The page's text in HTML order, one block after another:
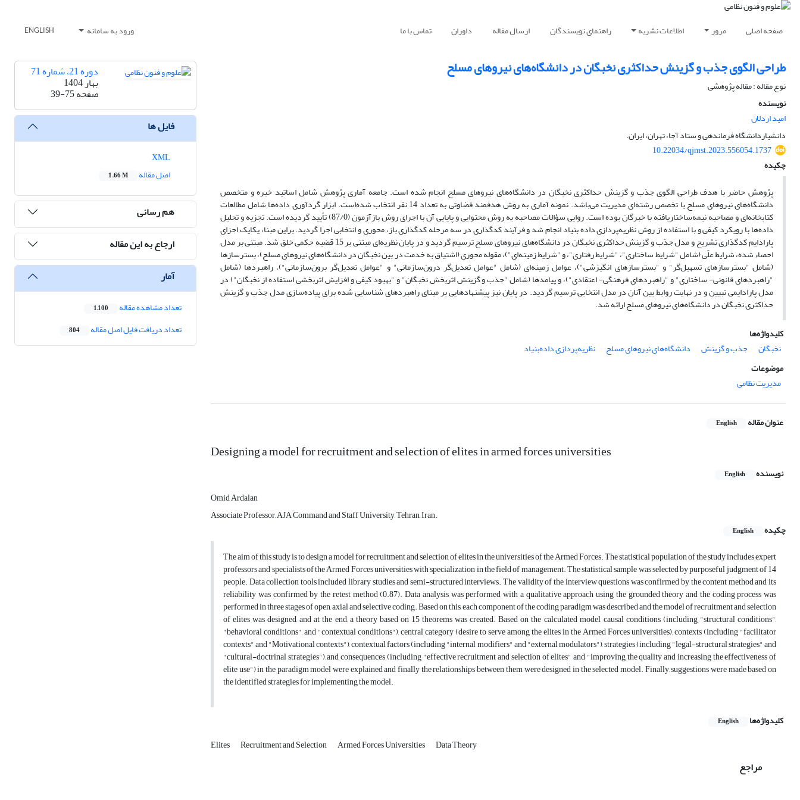
صفحه اصلی مرور اطلاعات نشریه راهنمای نویسندگان ارسال مقاله داوران تماس با ما ورود به سامانه ENGLISH
طراحی الگوی جذب و گزینش حداکثری نخبگان در دانشگاه‌های نیروهای مسلح
نوع مقاله : مقاله پژوهشی
نویسنده
امید اردلان
دانشیاردانشگاه فرماندهی و ستاد آجا، تهران، ایران.
10.22034/qjmst.2023.556054.1737
چکیده
پژوهش حاضر با هدف طراحی الگوی جذب و گزینش حداکثری نخبگان در دانشگاه‌های نیروهای مسلح انجام ‌شده است. جامعه آماری پژوهش شامل اساتید خبره و متخصص
دانشگاه‌های نیروهای مسلح با تخصص رشته‌ای مدیریت می‌باشد. نمونه آماری به روش هدفمند قضاوتی به تعداد 14 نفر انتخاب شده‌است. ابزار گردآوری داده‌ها شامل مطالعات
کتابخانه‌ای و مصاحبه نیمه‌ساختاریافته با خبرگان بوده است. روایی سؤالات مصاحبه به روش محتوایی و پایایی آن با اجرای روش بازآزمون (87/0) تأیید گردیده است. تجزیه و تحلیل
داده‌ها با رویکرد کیفی و با استفاده از روش نظریه‌پردازی داده بنیاد انجام شد و فرآیند کدگذاری در سه مرحله کدگذاری باز، محوری و انتخابی اجرا گردید. براین مبنا، یکایک اجزای
پارادایم کدگذاری تشریح و مدل جذب و گزینش حداکثری نخبگان در دانشگاه‌های نیروهای مسلح ترسیم گردید و در پایان نظریه‌ای مبتنی بر 15 قضیه حکمی خلق شد. مبتنی بر مدل
احصاء شده، شرایط علّی (شامل "شرایط ساختاری"، "شرایط رفتاری"، و "شرایط زمینه‌ای")، مقوله محوری (اشتیاق به خدمت در بین نخبگان در دانشگاه‌های نیروهای مسلح)، بسترسازها
(شامل "بسترسازهای تسهیل‌گر" و "بسترسازهای انگیزشی")، عوامل زمینه‌ای (شامل "عوامل تعدیل‌گر درون‌سازمانی" و "عوامل تعدیل‌گر برون‌سازمانی")، راهبردها (شامل
"راهبردهای قانونی- ساختاری" و "راهبردهای فرهنگی- اعتقادی")، و پیامدها (شامل "جذب و گزینش اثربخش نخبگان" و "بهبود کیفی و افزایش اثربخشی استفاده از نخبگان") در
مدل پارادایمی تبیین و در نهایت روابط بین آنان در مدل انتخابی ترسیم گردید. در پایان نیز پیشنهادهایی بر مبنای راهبردهای شناسایی شده برای پیاده‌سازی مدل جذب و گزینش
حداکثری نخبگان در دانشگاه‌های نیروهای مسلح ارائه شد.
کلیدواژه‌ها
نخبگان
جذب و گزینش دانشگاه‌های نیروهای مسلح
نظریه‌پردازی داده‌بنیاد
موضوعات
مدیریت نظامی
عنوان مقاله English
Designing a model for recruitment and selection of elites in armed forces universities
نویسنده English
Omid Ardalan
Associate Professor, AJA Command and Staff University, Tehran, Iran.
چکیده
English
The aim of this study is to design a model for recruitment and selection of elites in the universities of the Armed Forces. The statistical population of the study includes expert
professors and specialists of the Armed Forces universities with specialization in the field of management. The statistical sample was selected by purposeful judgment of 14
people. Data collection tools included library studies and semi-structured interviews. The validity of the interview questions was confirmed by the content method and its
reliability was confirmed by the retest method (0.87). Data analysis was performed with a qualitative approach using the grounded theory and the coding process was
performed in three stages of open, axial and selective coding. Based on this, each component of the coding paradigm was described and the model of recruitment and selection
of elites was designed, and at the end, a theory based on 15 theorems was created. Based on the calculated model, causal conditions (including "structural conditions",
"behavioral conditions", and "contextual conditions"), central category (desire to serve among the elites in the Armed Forces universities), contexts (including "facilitator
contexts" and "Motivational contexts"), contextual factors (including "internal modifiers" and "external modulators"), strategies (including "legal-structural strategies" and
"cultural-doctrinal strategies"), and consequences (including "effective recruitment and selection of elites" and "improving the quality and increasing the effectiveness of
elite use") in the paradigm model were explained and finally the relationships between them were designed in the selected model. Finally, suggestions were made based on
the identified strategies for implementing the model.
کلیدواژه‌ها English
Elites Recruitment and Selection Armed Forces Universities Data Theory
مراجع
دوره 21، شماره 71
بهار 1404
صفحه39-75
فایل ها
اصل مقاله
1.66 M
هم رسانی
ارجاع به این مقاله
آمار
تعداد مشاهده مقاله 1,100
تعداد دریافت فایل اصل مقاله 804